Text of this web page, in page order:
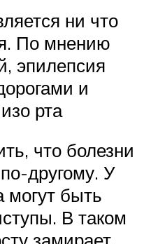
ни что
По мнению
эпилепсия
и
рта
что болезни
другому. У
могут быть
В таком